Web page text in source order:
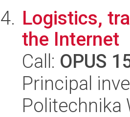
Logistics,
the Internet
Call: OPUS
Principal
Politechnika